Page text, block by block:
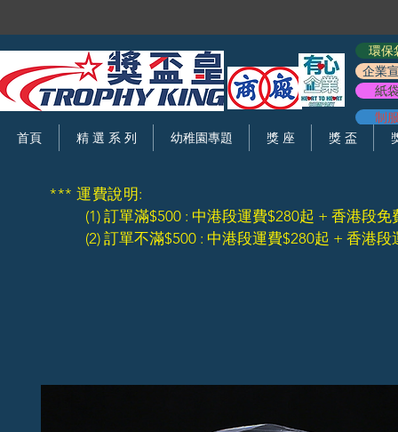
首頁 精 選 系 列 幼稚園專題 獎 座 獎 盃
環保
企業
紙
制
*** 運費說明:
(1) 訂單滿$500 : 中港段運費$280起 + 香港段免
(2) 訂單不滿$500 : 中港段運費$280起 + 香港段